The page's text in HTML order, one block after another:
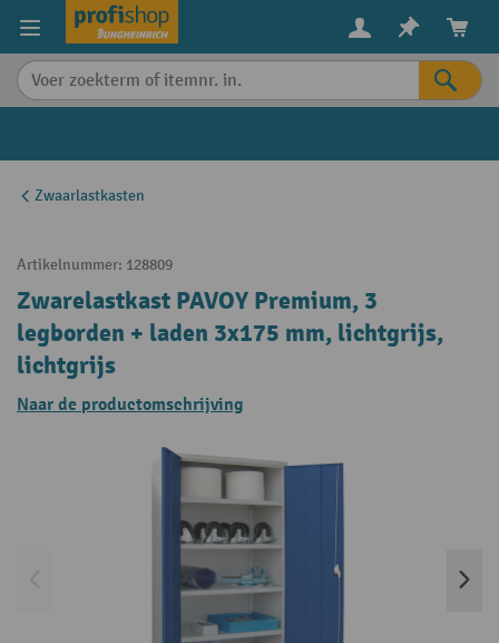
content
Zwaarlastkasten
Artikelnummer: 128809
Zwarelastkast PAVOY Premium, 3
legborden + laden 3x175 mm, lichtgrijs,
lichtgrijs
Naar de productomschrijving